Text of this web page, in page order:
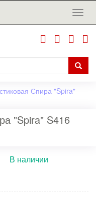
Спира "Spira"
"Spira" S416
В наличии